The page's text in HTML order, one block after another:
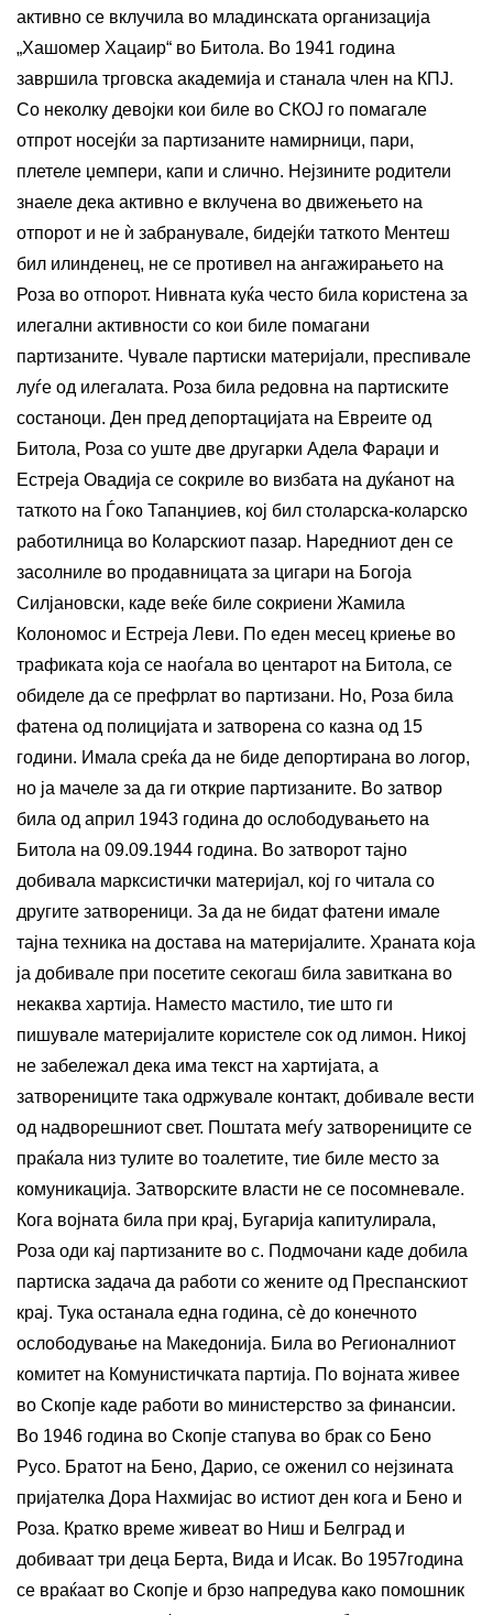
активно се вклучила во младинската организација
„Хашомер Хацаир“ во Битола. Во 1941 година
завршила трговска академија и станала член на КПЈ.
Со неколку девојки кои биле во СКОЈ го помагале
отпрот носејќи за партизаните намирници, пари,
плетеле џемпери, капи и слично. Нејзините родители
знаеле дека активно е вклучена во движењето на
отпорот и не ѝ забранувале, бидејќи таткото Ментеш
бил илинденец, не се противел на ангажирањето на
Роза во отпорот. Нивната куќа често била користена за
илегални активности со кои биле помагани
партизаните. Чувале партиски материјали, преспивале
луѓе од илегалата. Роза била редовна на партиските
состаноци. Ден пред депортацијата на Евреите од
Битола, Роза со уште две другарки Адела Фараџи и
Естреја Овадија се сокриле во визбата на дуќанот на
таткото на Ѓоко Тапанџиев, кој бил столарска-коларско
работилница во Коларскиот пазар. Наредниот ден се
засолниле во продавницата за цигари на Богоја
Силјановски, каде веќе биле сокриени Жамила
Колономос и Естреја Леви. По еден месец криење во
трафиката која се наоѓала во центарот на Битола, се
обиделе да се префрлат во партизани. Но, Роза била
фатена од полицијата и затворена со казна од 15
години. Имала среќа да не биде депортирана во логор,
но ја мачеле за да ги открие партизаните. Во затвор
била од април 1943 година до ослободувањето на
Битола на 09.09.1944 година. Во затворот тајно
добивала марксистички материјал, кој го читала со
другите затвореници. За да не бидат фатени имале
тајна техника на достава на материјалите. Храната која
ја добивале при посетите секогаш била завиткана во
некаква хартија. Наместо мастило, тие што ги
пишувале материјалите користеле сок од лимон. Никој
не забележал дека има текст на хартијата, а
затворениците така одржувале контакт, добивале вести
од надворешниот свет. Поштата меѓу затворениците се
праќала низ тулите во тоалетите, тие биле место за
комуникација. Затворските власти не се посомневале.
Кога војната била при крај, Бугарија капитулирала,
Роза оди кај партизаните во с. Подмочани каде добила
партиска задача да работи со жените од Преспанскиот
крај. Тука останала една година, сè до конечното
ослободување на Македонија. Била во Регионалниот
комитет на Комунистичката партија. По војната живее
во Скопје каде работи во министерство за финансии.
Во 1946 година во Скопје стапува во брак со Бено
Русо. Братот на Бено, Дарио, се оженил со нејзината
пријателка Дора Нахмијас во истиот ден кога и Бено и
Роза. Кратко време живеат во Ниш и Белград и
добиваат три деца Берта, Вида и Исак. Во 1957година
се враќаат во Скопје и брзо напредува како помошник